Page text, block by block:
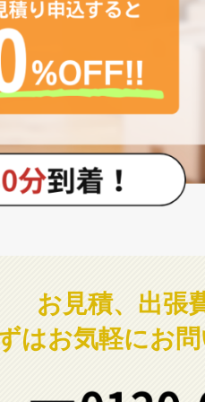
お見積、出張
はお気軽にお